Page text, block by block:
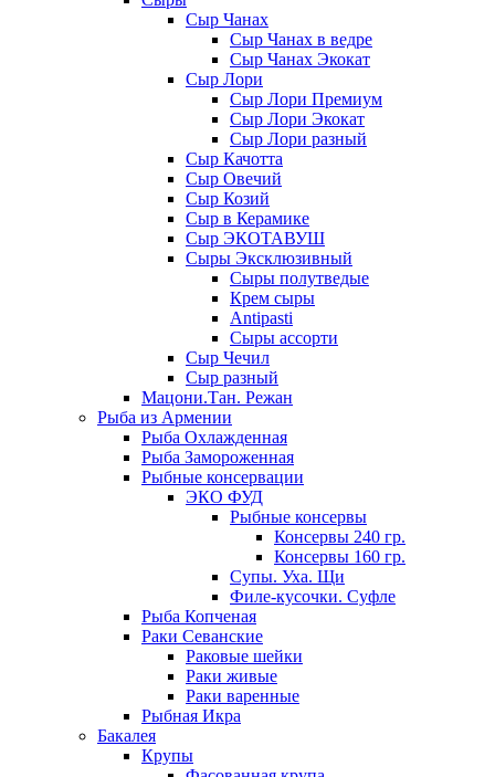
Сыр Чанах
Сыр Чанах в ведре
Сыр Чанах Экокат
Сыр Лори
Сыр Лори Премиум
Сыр Лори Экокат
Сыр Лори разный
Сыр Качотта
Сыр Овечий
Сыр Козий
Сыр в Керамике
Сыр ЭКОТАВУШ
Сыры Эксклюзивный
Сыры полутведые
Крем сыры
Antipasti
Сыры ассорти
Сыр Чечил
Сыр разный
Мацони.Тан. Режан
Рыба из Армении
Рыба Охлажденная
Рыба Замороженная
Рыбные консервации
ЭКО ФУД
Рыбные консервы
Консервы 240 гр.
Консервы 160 гр.
Супы. Уха. Щи
Филе-кусочки. Суфле
Рыба Копченая
Раки Севанские
Раковые шейки
Раки живые
Раки варенные
Рыбная Икра
Бакалея
Крупы